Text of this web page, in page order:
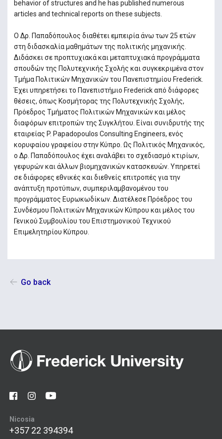
behavior of structures and he has published numerous
articles and technical reports on these subjects.
Ο Δρ. Παπαδόπουλος διαθέτει εμπειρία άνω των 25 ετών
στη διδασκαλία μαθημάτων της πολιτικής μηχανικής.
Διδάσκει σε προπτυχιακά και μεταπτυχιακά προγράμματα
σπουδών της Πολυτεχνικής Σχολής και συγκεκριμένα στον
Τμήμα Πολιτικών Μηχανικών του Πανεπιστημίου Frederick.
Έχει υπηρετήσει το Πανεπιστήμιο Frederick από διάφορες
θέσεις, όπως Κοσμήτορας της Πολυτεχνικής Σχολής,
Πρόεδρος Τμήματος Πολιτικών Μηχανικών και μέλος
διαφόρων επιτροπών της Συγκλήτου. Είναι συνιδρυτής της
εταιρείας P. Papadopoulos Consulting Engineers, ενός
κορυφαίου γραφείου στην Κύπρο. Ως Πολιτικός Μηχανικός,
ο Δρ. Παπαδόπουλος έχει αναλάβει το σχεδιασμό κτιρίων,
γεφυρών και άλλων βιομηχανικών κατασκευών. Υπηρετεί
σε διάφορες εθνικές και διεθνείς επιτροπές για την
ανάπτυξη προτύπων, συμπεριλαμβανομένου του
προγράμματος Ευρωκωδίκων. Διατέλεσε Πρόεδρος του
Συνδέσμου Πολιτικών Μηχανικών Κύπρου και μέλος του
Γενικού Συμβουλίου του Επιστημονικού Τεχνικού
Επιμελητηρίου Κύπρου.
Go back
Nicosia
+357 22 394394